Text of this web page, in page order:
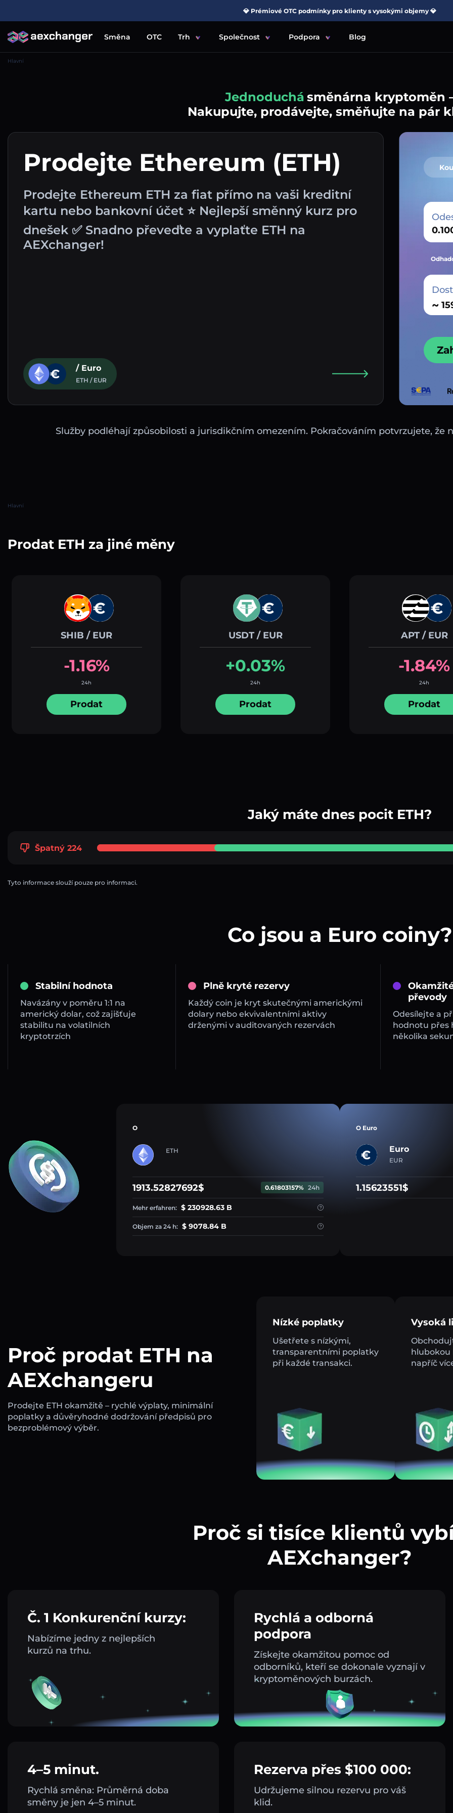
💎 Prémiové OTC podmínky pro klienty s vysokými objemy 💎
Směna OTC Trh Společnost Podpora Blog
Hlavní
Jednoduchá směnárna kryptoměn
Nakupujte, prodávejte, směňujte na pár
Prodejte Ethereum (ETH)
Prodejte Ethereum ETH za fiat přímo na vaši kreditní
kartu nebo bankovní účet ⭐ Nejlepší směnný kurz pro
dnešek ✅ Snadno převeďte a vyplaťte ETH na
AEXchanger!
/ Euro
ETH / EUR
~
Služby podléhají způsobilosti a jurisdikčním omezením. Pokračováním potvrzujete, že
Hlavní
Prodat ETH za jiné měny
SHIB / EUR
-1.16%
24h
Prodat
USDT / EUR
+0.03%
24h
Prodat
APT / EUR
-1.84%
24h
Prodat
Jaký máte dnes pocit ETH?
Špatný 224
Tyto informace slouží pouze pro informaci.
Co jsou a Euro coiny?
Stabilní hodnota
Navázány v poměru 1:1 na
americký dolar, což zajišťuje
stabilitu na volatilních
kryptotrzích
Plně kryté rezervy
Každý coin je kryt skutečnými americkými
dolary nebo ekvivalentními aktivy
drženými v auditovaných rezervách
převody
Odesílejte a
hodnotu přes
několika
O
ETH
1913.52827692$ 0.61803157% 24h
Mehr erfahren: $ 230928.63 B
Objem za 24 h: $ 9078.84 B
O Euro
Euro
EUR
1.15623551$
Proč prodat ETH na
AEXchangeru
Prodejte ETH okamžitě – rychlé výplaty, minimální
poplatky a důvěryhodné dodržování předpisů pro
bezproblémový výběr.
Nízké poplatky
Ušetřete s nízkými,
transparentními poplatky
při každé transakci.
Vysoká
hlubokou
napříč
Proč si tisíce klientů
AEXchanger?
Č. 1 Konkurenční kurzy:
Nabízíme jedny z nejlepších
kurzů na trhu.
Rychlá a odborná
podpora
Získejte okamžitou pomoc od
odborníků, kteří se dokonale vyznají v
kryptoměnových burzách.
4–5 minut.
Rychlá směna: Průměrná doba
směny je jen 4–5 minut.
Rezerva přes $100 000:
Udržujeme silnou rezervu pro váš
klid.